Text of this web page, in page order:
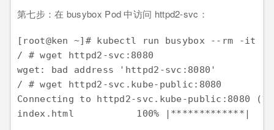
第七步：在 busybox Pod 中访问 httpd2-svc：
[root@ken ~]# kubectl run busybox --rm -it --
/ # wget httpd2-svc:8080
wget: bad address 'httpd2-svc:8080'
/ # wget httpd2-svc.kube-public:8080
Connecting to httpd2-svc.kube-public:8080
index.html           100% |*************|